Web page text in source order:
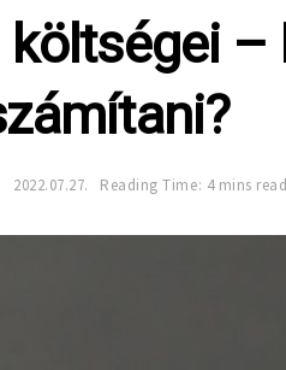
–
2022.07.27. Reading Time: 4 mins read